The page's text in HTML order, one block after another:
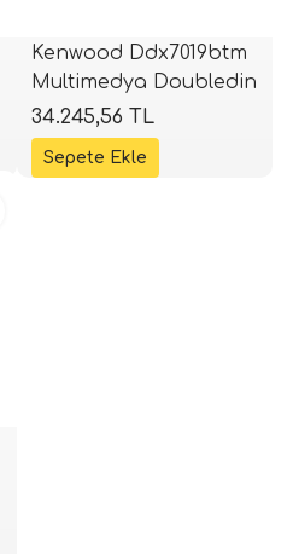
Kenwood Ddx7019btm
Multimedya Doubledin
34.245,56 TL